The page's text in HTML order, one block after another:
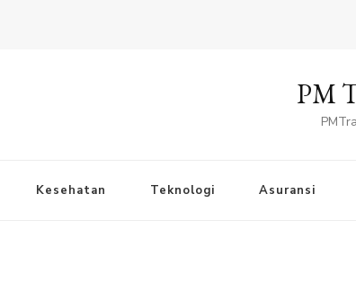
PM
Kesehatan Teknologi Asuransi